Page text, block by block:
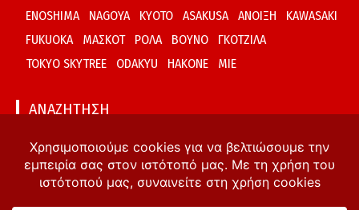
ENOSHIMA
NAGOYA KYOTO ASAKUSA ΑΝΟΙΞΗ
KAWASAKI
FUKUOKA
ΜΑΣΚΟΤ ΡΟΛΑ ΒΟΥΝΟ
ΓΚΟΤΖΙΛΑ
TOKYO SKYTREE
ODAKYU HAKONE MIE
ΑΝΑΖΗΤΗΣΗ